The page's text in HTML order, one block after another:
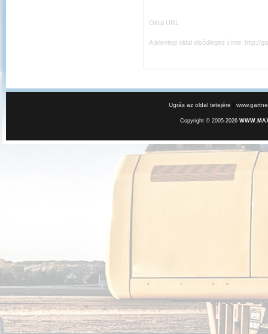
Oldal URL
A jelenlegi oldal elsődleges címe: http://
Ugrás az oldal tetejére
Copyright © 2005-2026